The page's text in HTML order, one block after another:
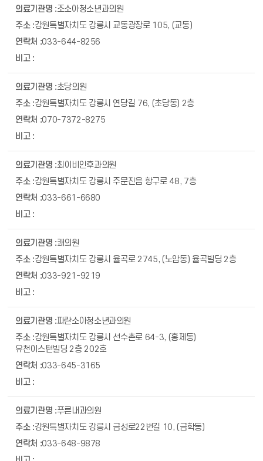
조소아청소년과의원
강원특별자치도 강릉시 교동광장로 105, (교동)
033-644-8256
초당의원
강원특별자치도 강릉시 연당길 76, (초당동) 2층
070-7372-8275
최이비인후과의원
강원특별자치도 강릉시 주문진읍 항구로 48, 7층
033-661-6680
쾌의원
강원특별자치도 강릉시 율곡로 2745, (노암동) 율곡빌딩 2층
033-921-9219
파란소아청소년과의원
강원특별자치도 강릉시 선수촌로 64-3, (홍제동)
유천이스턴빌딩 2층 202호
033-645-3165
푸른내과의원
강원특별자치도 강릉시 금성로22번길 10, (금학동)
033-648-9878